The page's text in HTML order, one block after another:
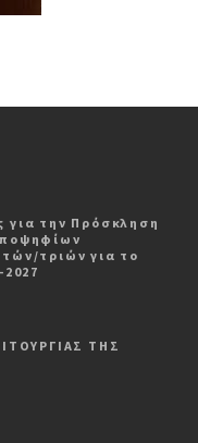
την Πρόσκληση
τριών για το
ΤΗΣ